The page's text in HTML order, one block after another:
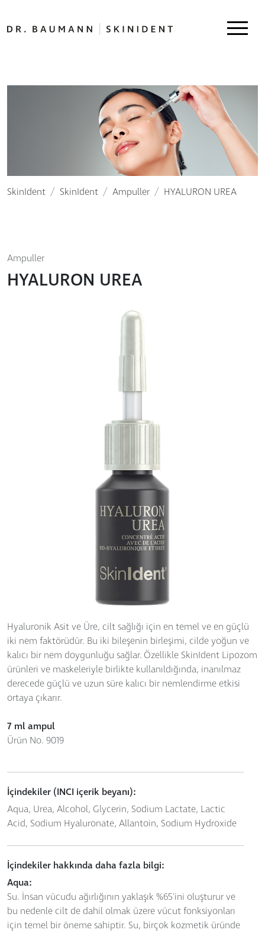
SkinIdent SkinIdent Ampuller HYALURON UREA
Ampuller
HYALURON UREA
Hyaluronik Asit ve Üre, cilt sağlığı için en temel ve en güçlü
iki nem faktörüdür. Bu iki bileşenin birleşimi, cilde yoğun ve
kalıcı bir nem doygunluğu sağlar. Özellikle SkinIdent Lipozom
ürünleri ve maskeleriyle birlikte kullanıldığında, inanılmaz
derecede güçlü ve uzun süre kalıcı bir nemlendirme etkisi
ortaya çıkarır.
7 ml ampul
Ürün No. 9019
İçindekiler (INCI içerik beyanı):
Aqua, Urea, Alcohol, Glycerin, Sodium Lactate, Lactic
Acid, Sodium Hyaluronate, Allantoin, Sodium Hydroxide
İçindekiler hakkında daha fazla bilgi:
Aqua:
Su. İnsan vücudu ağırlığının yaklaşık %65'ini oluşturur ve
bu nedenle cilt de dahil olmak üzere vücut fonksiyonları
için temel bir öneme sahiptir. Su, birçok kozmetik üründe